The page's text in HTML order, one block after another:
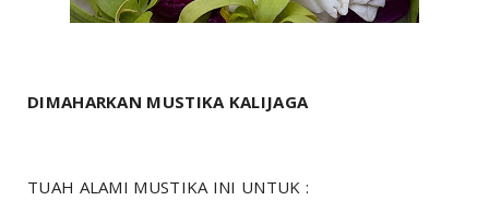
DIMAHARKAN MUSTIKA KALIJAGA
TUAH ALAMI MUSTIKA INI UNTUK :